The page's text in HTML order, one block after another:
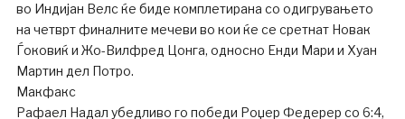
во Индијан Велс ќе биде комплетирана со одигрувањето
на четврт финалните мечеви во кои ќе се сретнат Новак
Ѓоковиќ и Жо-Вилфред Цонга, односно Енди Мари и Хуан
Мартин дел Потро.
Макфакс
Рафаел Надал убедливо го победи Роџер Федерер со 6:4,